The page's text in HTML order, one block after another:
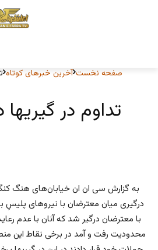
صفحه نخست آخرین خبرهای کوتاه
تداوم در
به گزارش سی ان ان خیابان‌های هنگ
درگیری میان معترضان با نیروهای
با معترضان درگیر شد که آنان با عدم
محدودیت رفت و آمد در برخی نقاط این